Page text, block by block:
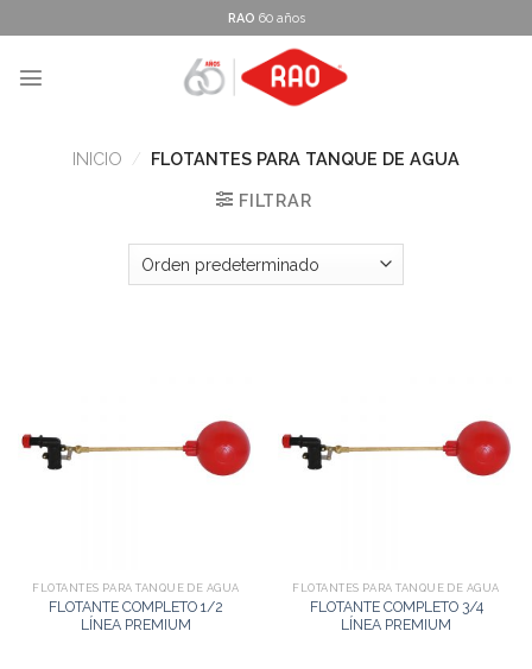
to
content
RAO 60 años
INICIO / FLOTANTES PARA TANQUE DE AGUA
FILTRAR
FLOTANTES PARA TANQUE DE AGUA
FLOTANTE COMPLETO 1/2
LÍNEA PREMIUM
FLOTANTES PARA TANQUE DE AGUA
FLOTANTE COMPLETO 3/4
LÍNEA PREMIUM